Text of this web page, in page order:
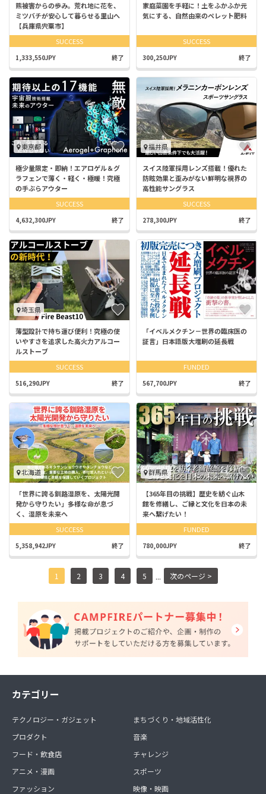
熊被害からの歩み。荒れ地に花を、
ミツバチが安心して暮らせる里山へ
【兵庫県宍粟市】
SUCCESS
1,333,550JPY 終了
家庭菜園を手軽に！土をふかふか元
気にする、自然由来のペレット肥料
SUCCESS
300,250JPY 終了
東京都
極少量限定・即納！エアロゲル＆グ
ラフェンで薄く・軽く・極暖！究極
の手ぶらアウター
SUCCESS
4,632,300JPY 終了
福井県
スイス陸軍採用レンズ搭載！優れた
防眩効果と歪みがない鮮明な視界の
高性能サングラス
SUCCESS
278,300JPY 終了
埼玉県
薄型設計で持ち運び便利！究極の使
いやすさを追求した高火力アルコー
ルストーブ
SUCCESS
516,290JPY 終了
「イベルメクチン－世界の臨床医の
証言」日本語版大増刷の延長戦
FUNDED
567,700JPY 終了
北海道
「世界に誇る釧路湿原を、太陽光開
発から守りたい」多様な命が息づ
く、湿原を未来へ
SUCCESS
5,358,942JPY 終了
群馬県
【365年目の挑戦】歴史を紡ぐ山木
館を修繕し、ご縁と文化を日本の未
来へ繋げたい！
FUNDED
780,000JPY 終了
1 2 3 4 5 ... 次のページ >
カテゴリー
テクノロジー・ガジェット
プロダクト
フード・飲食店
アニメ・漫画
ファッション
まちづくり・地域活性化
音楽
チャレンジ
スポーツ
映像・映画